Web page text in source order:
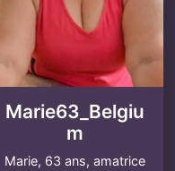
Marie63_Belgiu
m
Marie, 63 ans, amatrice